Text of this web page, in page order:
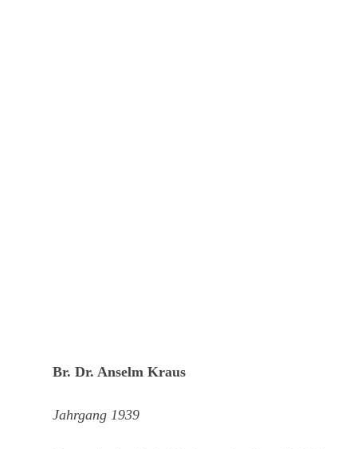
Br. Dr. Anselm Kraus
Jahrgang 1939